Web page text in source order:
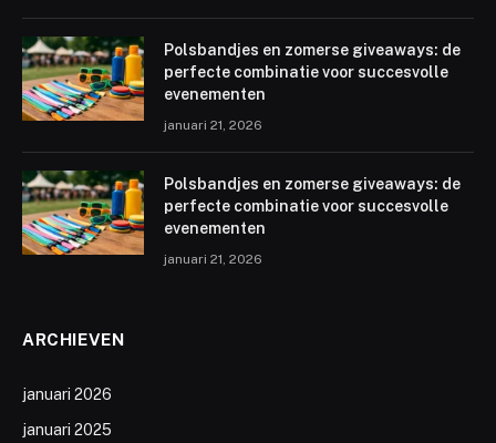
Polsbandjes en zomerse giveaways: de
perfecte combinatie voor succesvolle
evenementen
januari 21, 2026
Polsbandjes en zomerse giveaways: de
perfecte combinatie voor succesvolle
evenementen
januari 21, 2026
ARCHIEVEN
januari 2026
januari 2025